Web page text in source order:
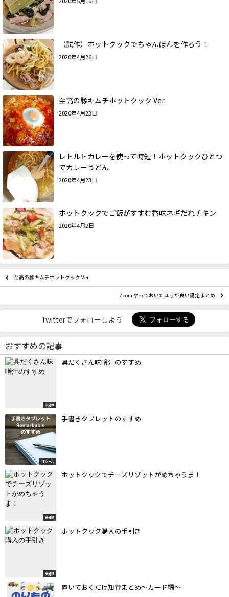
（試作）ホットクックでちゃんぽんを作ろう！
2020年4月26日
至高の豚キムチホットクック Ver.
2020年4月23日
レトルトカレーを使って時短！ホットクックひとつ
でカレーうどん
2020年4月23日
ホットクックでご飯がすすむ香味ネギだれチキン
2020年4月2日
至高の豚キムチホットクック Ver.
Zoom やっておいたほうが良い設定まとめ
Twitterでフォローしよう
おすすめの記事
未分類
具だくさん味噌汁のすすめ
ITツール
手書きタブレットのすすめ
未分類
ホットクックでチーズリゾットがめちゃうま！
未分類
ホットクック購入の手引き
置いておくだけ知育まとめ〜カード編〜